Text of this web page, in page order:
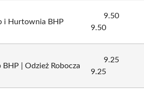
i Hurtownia BHP
9.50
9.50
BHP | Odzież Robocza
9.25
9.25